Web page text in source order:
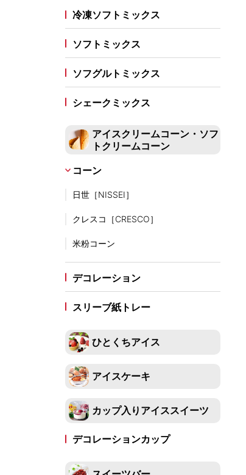
あずき餡 ゼリー類
フルーツピューレ
ギフト
カップ・カトラリー（スプーン他）
ディッシャー スパチュラ（アイスヘラ）
フードマシン
フリーザー（冷凍庫）
冷凍ソフトミックス
ソフトミックス
ソフグルトミックス
シェークミックス
アイスクリームコーン・ソフ
トクリームコーン
コーン
日世［NISSEI］
クレスコ［CRESCO］
米粉コーン
デコレーション
スリーブ紙トレー
ひとくちアイス
アイスケーキ
カップ入りアイススイーツ
デコレーションカップ